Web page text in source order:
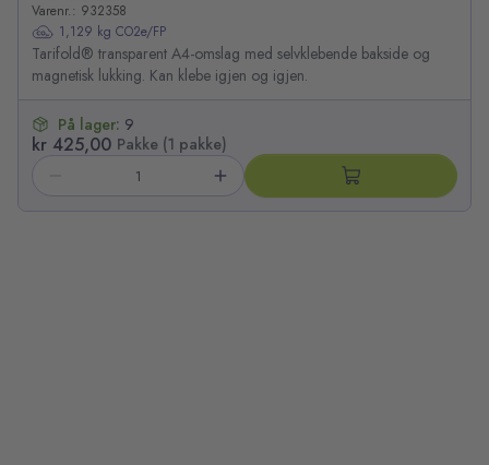
Varenr.: 932358
1,129 kg CO2e/FP
Tarifold® transparent A4-omslag med selvklebende bakside og
magnetisk lukking. Kan klebe igjen og igjen.
kr 425,00 Pakke (1 pakke)
På lager: 9